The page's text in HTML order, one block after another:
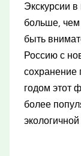
Экскурсии
больше, чем
быть
Россию с
сохранение
годом этот
более